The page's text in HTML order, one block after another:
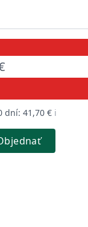
dní: 41,70 € ℹ️